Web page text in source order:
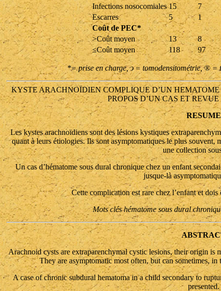
Infections nosocomiales 15
7
Escarres
5
1
Coût de PEC*
>Coût moyen
13
8
≤Coût moyen
118 97
*= prise en charge, ϶ = tomodensitométrie, ® =
KYSTE ARACHNOÏDIEN COMPLIQUE D’UN
PROPOS D’UN CAS ET
RESUME
Les kystes arachnoïdiens sont des lésions kystiques
quant à leurs étiologies. Ils sont asymptomatiques le plus souvent,
une collection
Un cas d’hématome sous dural chronique chez un enfant
jusque-là
Cette complication est rare chez l’enfant et
Mots clés hématome sous dural
Arachnoid cysts are extraparenchymal cystic lesions, their origin is
They are asymptomatic most often, but can sometimes,
A case of chronic subdural hematoma in a child secondary to
presented.